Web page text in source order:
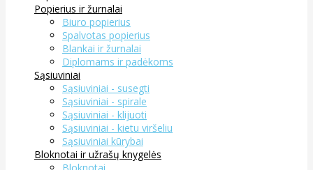
Popierius ir žurnalai
Biuro popierius
Spalvotas popierius
Blankai ir žurnalai
Diplomams ir padėkoms
Sąsiuviniai
Sąsiuviniai - susegti
Sąsiuviniai - spirale
Sąsiuviniai - klijuoti
Sąsiuviniai - kietu viršeliu
Sąsiuviniai kūrybai
Bloknotai ir užrašų knygelės
Bloknotai